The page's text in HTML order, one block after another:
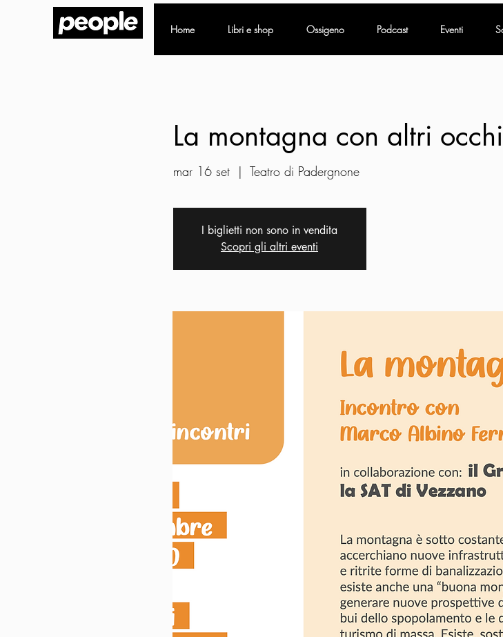
Home Libri e shop Ossigeno Podcast Eventi
La montagna con altri
mar 16 set
  |
Teatro di Padergnone
I biglietti non sono in vendita
Scopri gli altri eventi